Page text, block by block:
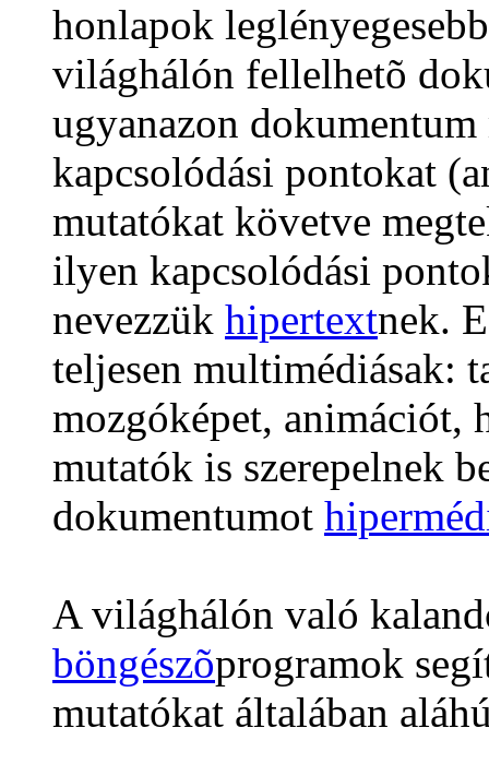
honlapok
világhálón fellelhetõ
ugyanazon
kapcsolódási pontokat
mutatókat követve
ilyen kapcsolódási
nevezzük hipertextnek.
teljesen multimédiásak:
mozgóképet, animációt,
mutatók is szerepelnek
dokumentumot
A világhálón való
böngészõprogramok
mutatókat általában